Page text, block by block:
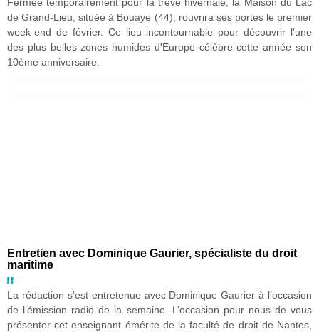
de Grand-Lieu, située à Bouaye (44), rouvrira ses portes le premier
week-end de février. Ce lieu incontournable pour découvrir l'une
des plus belles zones humides d'Europe célèbre cette année son
10ème anniversaire.
Entretien avec Dominique Gaurier, spécialiste du droit
maritime
La rédaction s’est entretenue avec Dominique Gaurier à l’occasion
de l’émission radio de la semaine. L’occasion pour nous de vous
présenter cet enseignant émérite de la faculté de droit de Nantes,